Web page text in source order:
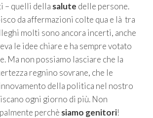
– quelli della salute delle persone.
da affermazioni colte qua e là tra
molti sono ancora incerti, anche
le idee chiare e ha sempre votato
Ma non possiamo lasciare che la
regnino sovrane, che le
della politica nel nostro
ogni giorno di più. Non
perchè siamo genitori!